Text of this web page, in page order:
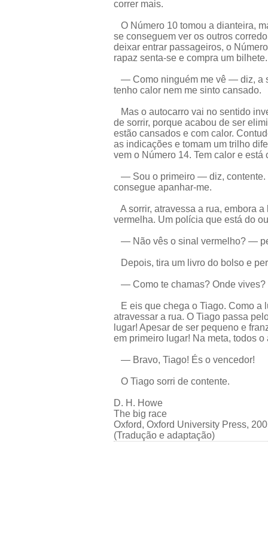
correr mais.
O Número 10 tomou a dianteira,
se conseguem ver os outros
deixar entrar passageiros, o
rapaz senta-se e compra um bilhete.
— Como ninguém me vê — diz, a
tenho calor nem me sinto cansado.
Mas o autocarro vai no sentido
de sorrir, porque acabou de ser
estão cansados e com calor.
as indicações e tomam um trilho
vem o Número 14. Tem calor e
— Sou o primeiro — diz, contente.
consegue apanhar-me.
A sorrir, atravessa a rua, embora
vermelha. Um polícia que está do
— Não vês o sinal vermelho? —
Depois, tira um livro do bolso e
— Como te chamas? Onde vives?
E eis que chega o Tiago. Como a
atravessar a rua. O Tiago passa
lugar! Apesar de ser pequeno e
em primeiro lugar! Na meta, todos o
— Bravo, Tiago! És o vencedor!
O Tiago sorri de contente.
D. H. Howe
The big race
Oxford, Oxford University Press,
(Tradução e adaptação)